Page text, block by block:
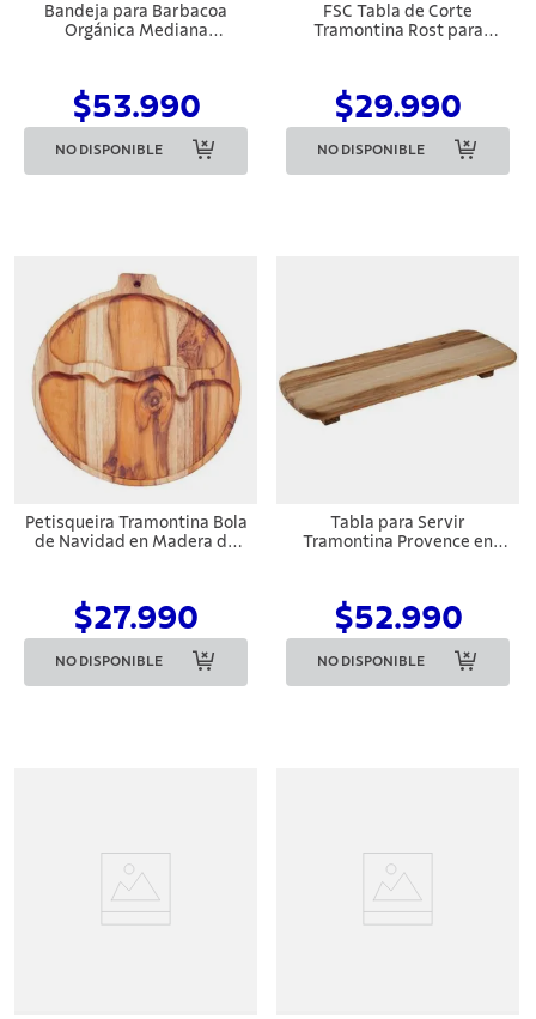
Bandeja para Barbacoa
Orgánica Mediana
aceite mineral 37x29,8 cm
$53.990
NO DISPONIBLE
FSC Tabla de Corte
Tramontina Rost para
Acabado al Aceite 40 x 28
cm
$29.990
NO DISPONIBLE
Petisqueira Tramontina Bola
de Navidad en Madera de
$27.990
NO DISPONIBLE
Tabla para Servir
Tramontina Provence en
$52.990
NO DISPONIBLE